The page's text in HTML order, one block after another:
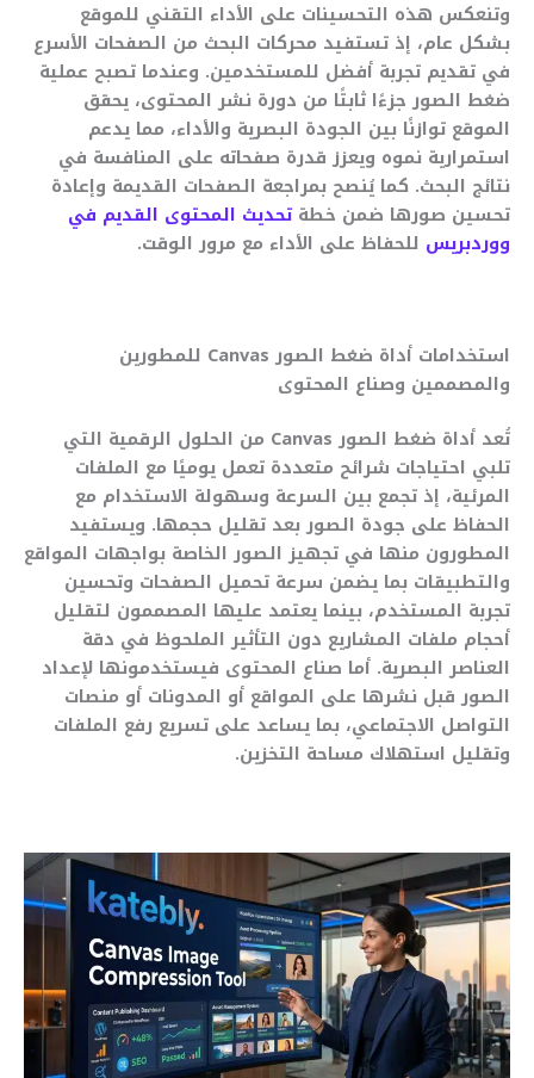
وتنعكس هذه التحسينات على الأداء التقني للموقع
بشكل عام، إذ تستفيد محركات البحث من الصفحات الأسرع
في تقديم تجربة أفضل للمستخدمين. وعندما تصبح عملية
ضغط الصور جزءًا ثابتًا من دورة نشر المحتوى، يحقق
الموقع توازنًا بين الجودة البصرية والأداء، مما يدعم
استمرارية نموه ويعزز قدرة صفحاته على المنافسة في
نتائج البحث. كما يُنصح بمراجعة الصفحات القديمة وإعادة
تحسين صورها ضمن خطة تحديث المحتوى القديم في
ووردبريس للحفاظ على الأداء مع مرور الوقت.
استخدامات أداة ضغط الصور Canvas للمطورين
والمصممين وصناع المحتوى
تُعد أداة ضغط الصور Canvas من الحلول الرقمية التي
تلبي احتياجات شرائح متعددة تعمل يوميًا مع الملفات
المرئية، إذ تجمع بين السرعة وسهولة الاستخدام مع
الحفاظ على جودة الصور بعد تقليل حجمها. ويستفيد
المطورون منها في تجهيز الصور الخاصة بواجهات المواقع
والتطبيقات بما يضمن سرعة تحميل الصفحات وتحسين
تجربة المستخدم، بينما يعتمد عليها المصممون لتقليل
أحجام ملفات المشاريع دون التأثير الملحوظ في دقة
العناصر البصرية. أما صناع المحتوى فيستخدمونها لإعداد
الصور قبل نشرها على المواقع أو المدونات أو منصات
التواصل الاجتماعي، بما يساعد على تسريع رفع الملفات
وتقليل استهلاك مساحة التخزين.